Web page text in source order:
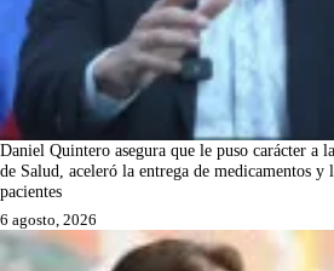
Daniel Quintero asegura que le puso carácter a
de Salud, aceleró la entrega de medicamentos y
pacientes
6 agosto, 2026